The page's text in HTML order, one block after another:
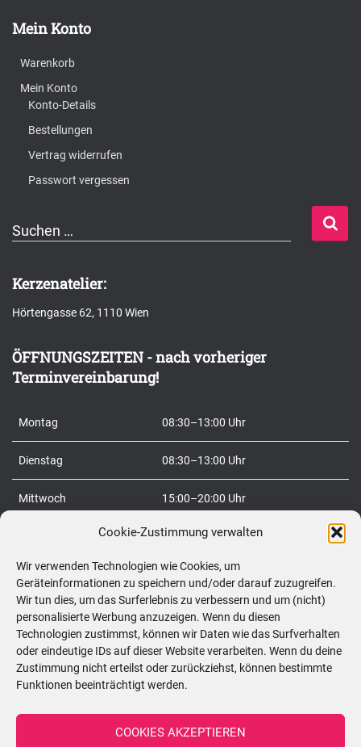
Cookie-Zustimmung verwalten
Wir verwenden Technologien wie Cookies, um
Geräteinformationen zu speichern und/oder darauf zuzugreifen.
Wir tun dies, um das Surferlebnis zu verbessern und um (nicht)
personalisierte Werbung anzuzeigen. Wenn du diesen
Technologien zustimmst, können wir Daten wie das Surfverhalten
oder eindeutige IDs auf dieser Website verarbeiten. Wenn du deine
Zustimmung nicht erteilst oder zurückziehst, können bestimmte
Funktionen beeinträchtigt werden.
COOKIES AKZEPTIEREN
Mein Konto
Warenkorb
Mein Konto
Konto-Details
Bestellungen
Vertrag widerrufen
Passwort vergessen
S
h
e
n
a
Suchen …
Kerzenatelier:
Hörtengasse 62, 1110 Wien
ÖFFNUNGSZEITEN - nach vorheriger
Terminvereinbarung!
Montag 08:30–13:00 Uhr
Dienstag 08:30–13:00 Uhr
Mittwoch 15:00–20:00 Uhr
08:30–20:00 Uhr
Freitag 08:30–20:00 Uhr
Samstag 09:00–12:00 Uhr
So geschlossen